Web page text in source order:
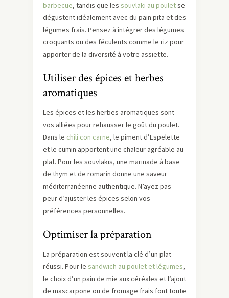
barbecue, tandis que les souvlaki au pouletse
dégustent idéalement avec du pain pita et des
légumes frais. Pensez à intégrer des légumes
croquants ou des féculents comme le riz pour
apporter de la diversité à votre assiette.
Utiliser des épices et herbes
aromatiques
Les épices et les herbes aromatiques sont
vos alliées pour rehausser le goût du poulet.
Dans le chili con carne, le piment d’Espelette
et le cumin apportent une chaleur agréable au
plat. Pour les souvlakis, une marinade à base
de thym et de romarin donne une saveur
méditerranéenne authentique. N’ayez pas
peur d’ajuster les épices selon vos
préférences personnelles.
Optimiser la préparation
La préparation est souvent la clé d’un plat
réussi. Pour le sandwich au poulet et légumes,
le choix d’un pain de mie aux céréales et l’ajout
de mascarpone ou de fromage frais font toute